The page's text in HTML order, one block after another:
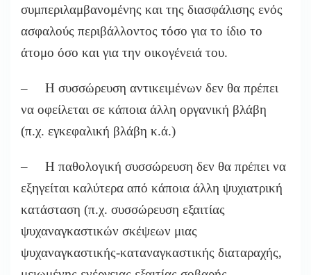
συμπεριλαμβανομένης και της διασφάλισης ενός
ασφαλούς περιβάλλοντος τόσο για το ίδιο το
άτομο όσο και για την οικογένειά του.
– Η συσσώρευση αντικειμένων δεν θα πρέπει
να οφείλεται σε κάποια άλλη οργανική βλάβη
(π.χ. εγκεφαλική βλάβη κ.ά.)
– Η παθολογική συσσώρευση δεν θα πρέπει να
εξηγείται καλύτερα από κάποια άλλη ψυχιατρική
κατάσταση (π.χ. συσσώρευση εξαιτίας
ψυχαναγκαστικών σκέψεων μιας
ψυχαναγκαστικής-καταναγκαστικής διαταραχής,